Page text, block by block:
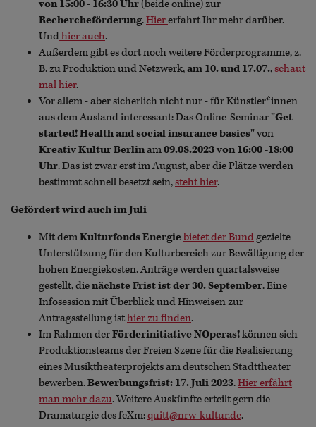
von 15:00 - 16:30 Uhr(beide online) zur
Rechercheförderung.Hiererfahrt Ihr mehr darüber.
Undhier auch.
Außerdem gibt es dort noch weitere Förderprogramme, z.
B. zu Produktion und Netzwerk,am 10. und 17.07.,schaut
mal hier.
Vor allem - aber sicherlich nicht nur - für Künstler*innen
aus dem Ausland interessant: Das Online-Seminar"Get
started! Health and social insurance basics"von
Kreativ Kultur Berlinam09.08.2023 von 16:00 -18:00
Uhr. Das ist zwar erst im August, aber die Plätze werden
bestimmt schnell besetzt sein,steht hier.
Gefördert wird auch im Juli
Mit demKulturfonds Energiebietet der Bundgezielte
Unterstützung für den Kulturbereich zur Bewältigung der
hohen Energiekosten. Anträge werden quartalsweise
gestellt, dienächste Frist ist der 30. September. Eine
Infosession mit Überblick und Hinweisen zur
Antragsstellung isthier zu finden.
Im Rahmen derFörderinitiative NOperas!können sich
Produktionsteams der Freien Szene für die Realisierung
eines Musiktheaterprojekts am deutschen Stadttheater
bewerben.Bewerbungsfrist: 17. Juli 2023.Hier erfährt
man mehr dazu. Weitere Auskünfte erteilt gern die
Dramaturgie des feXm:quitt@nrw-kultur.de.